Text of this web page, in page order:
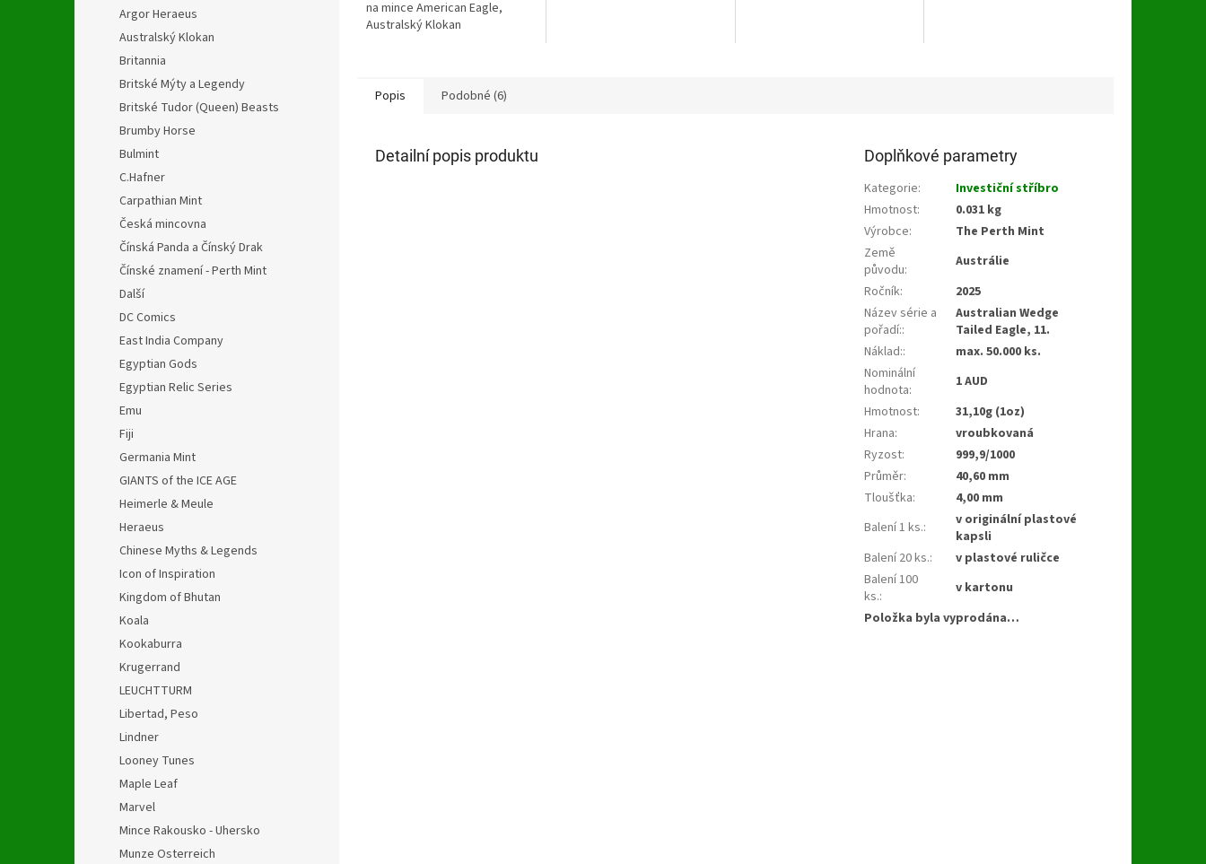
Argor Heraeus
Australský Klokan
Britannia
Britské Mýty a Legendy
Britské Tudor (Queen) Beasts
Brumby Horse
Bulmint
C.Hafner
Carpathian Mint
Česká mincovna
Čínská Panda a Čínský Drak
Čínské znamení - Perth Mint
Další
DC Comics
East India Company
Egyptian Gods
Egyptian Relic Series
Emu
Fiji
Germania Mint
GIANTS of the ICE AGE
Heimerle & Meule
Heraeus
Chinese Myths & Legends
Icon of Inspiration
Kingdom of Bhutan
Koala
Kookaburra
Krugerrand
LEUCHTTURM
Libertad, Peso
Lindner
Looney Tunes
Maple Leaf
Marvel
Mince Rakousko - Uhersko
Munze Osterreich
na mince American Eagle,
Australský Klokan
Popis Podobné (6)
Detailní popis produktu Doplňkové parametry
Kategorie:
Investiční stříbro
Hmotnost:
0.031 kg
Výrobce:
The Perth Mint
Země
původu:
Austrálie
Ročník:
2025
Název série a
pořadí::
Australian Wedge
Tailed Eagle, 11.
Náklad::
max. 50.000 ks.
Nominální
hodnota:
1 AUD
Hmotnost:
31,10g (1oz)
Hrana:
vroubkovaná
Ryzost:
999,9/1000
Průměr:
40,60 mm
Tloušťka:
4,00 mm
Balení 1 ks.:
v originální plastové
kapsli
Balení 20 ks.:
v plastové ruličce
Balení 100
ks.:
v kartonu
Položka byla vyprodána…